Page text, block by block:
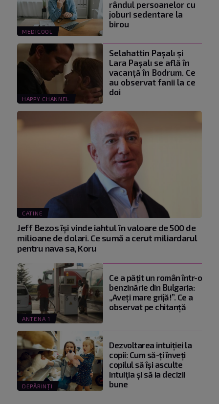
MEDICOOL
rândul persoanelor cu
joburi sedentare la
birou
HAPPY CHANNEL
Selahattin Paşalı și
Lara Paşalı se află în
vacanță în Bodrum. Ce
au observat fanii la ce
doi
CATINE
Jeff Bezos își vinde iahtul în valoare de 500 de
milioane de dolari. Ce sumă a cerut miliardarul
pentru nava sa, Koru
ANTENA 1
Ce a pățit un român într-o
benzinărie din Bulgaria:
„Aveți mare grijă!”. Ce a
observat pe chitanță
DEPĂRINȚI
Dezvoltarea intuiției la
copii: Cum să-ți înveți
copilul să își asculte
intuiția și să ia decizii
bune